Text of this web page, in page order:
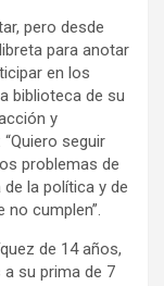
pero desde
para anotar
en los
biblioteca de su
y
seguir
problemas de
la política y de
no cumplen”.
de 14 años,
su prima de 7